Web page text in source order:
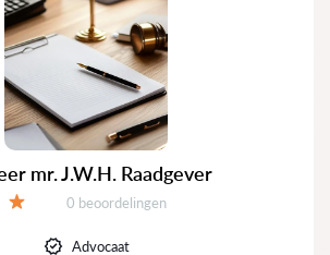
mr. J.W.H. Raadgever
Getuigenissen:
0 beoordelingen
Advocaat